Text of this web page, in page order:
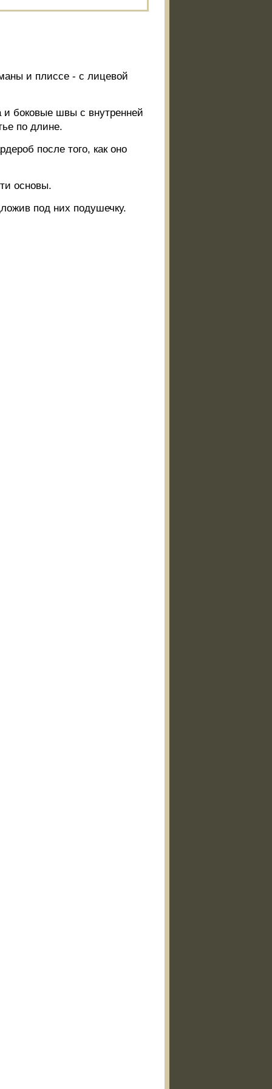
и плиссе - с лицевой
и боковые швы с внутренней
по длине.
после того, как оно
основы.
под них подушечку.